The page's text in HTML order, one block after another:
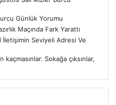
Günlük Yorumu
Maçında Fark Yarattı
İletişimin Seviyeli Adresi Ve
kaçmasınlar. Sokağa çıksınlar,